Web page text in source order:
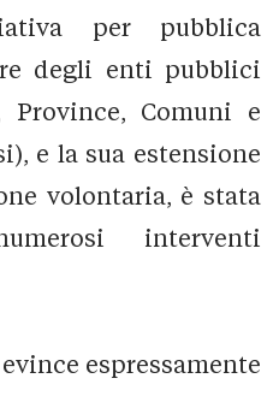
per pubblica
degli enti pubblici
Comuni e
e la sua estensione
volontaria, è stata
interventi
espressamente